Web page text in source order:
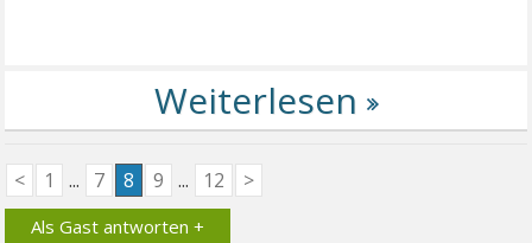
< 1 ... 7 8 9 ... 12 >
Als Gast antworten +